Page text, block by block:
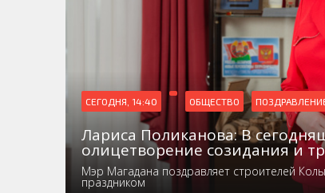
СЕГОДНЯ, 14:40 ОБЩЕСТВО
Лариса Поликанова: В
олицетворение созидания и
Мэр Магадана поздравляет строителей
праздником